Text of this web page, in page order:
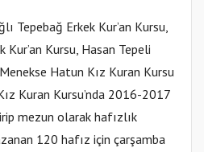
Tepebağ Erkek Kur’an Kursu,
Kur’an Kursu, Hasan Tepeli
Hatun Kız Kuran Kursu
Kuran Kursu’nda 2016-2017
mezun olarak hafızlık
120 hafız için çarşamba